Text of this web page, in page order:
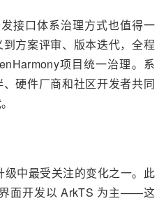
接口体系治理方式也值得一
方案评审、版本迭代，全程
项目统一治理。系
硬件厂商和社区开发者共同
中最受关注的变化之一。 此
面开发以 ArkTS 为主——这